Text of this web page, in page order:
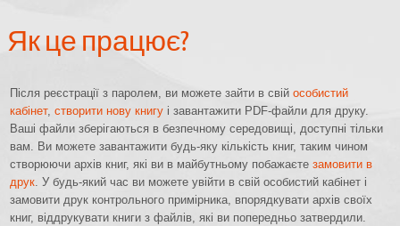
Як це працює?
Після реєстрації з паролем, ви можете зайти в свій особистий
кабінет, створити нову книгу і завантажити PDF-файли для друку.
Ваші файли зберігаються в безпечному середовищі, доступні тільки
вам. Ви можете завантажити будь-яку кількість книг, таким чином
створюючи архів книг, які ви в майбутньому побажаєте замовити в
друк. У будь-який час ви можете увійти в свій особистий кабінет і
замовити друк контрольного примірника, впорядкувати архів своїх
книг, віддрукувати книги з файлів, які ви попередньо затвердили.